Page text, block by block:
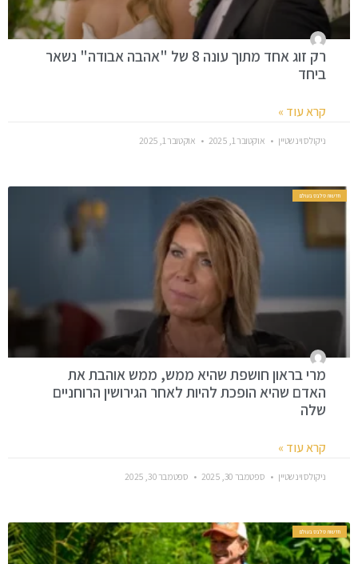
רק זוג אחד מתוך עונה 8 של "אהבה אבודה" נשאר
ביחד
קרא עוד »
ניקולס וינשטיין אוקטובר 1, 2025 אוקטובר 1, 2025
חדשות סלבס בעולם
מרי בראון חושפת שהיא ממש, ממש אוהבת את
האדם שהיא הופכת להיות לאחר הגירושין הרוחניים
שלה
קרא עוד »
ניקולס וינשטיין ספטמבר 30, 2025 ספטמבר 30, 2025
חדשות סלבס בעולם